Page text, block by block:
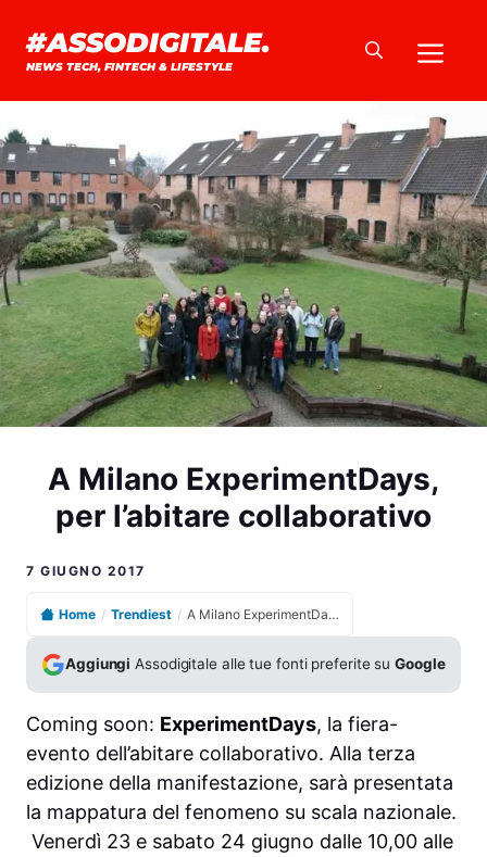
contenuto
#ASSODIGITALE.
NEWS TECH, FINTECH & LIFESTYLE
A Milano ExperimentDays,
per l’abitare collaborativo
7 GIUGNO 2017
Home / Trendiest / A Milano ExperimentDays, per l’abitare collaborativo
Aggiungi Assodigitale alle tue fonti preferite suGoogle
Coming soon: ExperimentDays, la fiera-
evento dell’abitare collaborativo. Alla terza
edizione della manifestazione, sarà presentata
la mappatura del fenomeno su scala nazionale.
Venerdì 23 e sabato 24 giugno dalle 10,00 alle